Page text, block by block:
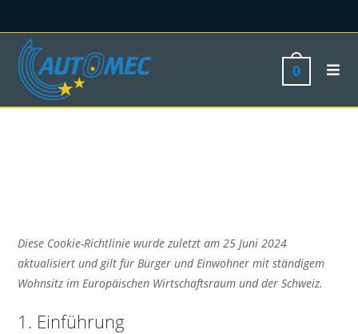
0
Diese Cookie-Richtlinie wurde zuletzt am 25 Juni 2024
aktualisiert und gilt für Bürger und Einwohner mit ständigem
Wohnsitz im Europäischen Wirtschaftsraum und der Schweiz.
1. Einführung